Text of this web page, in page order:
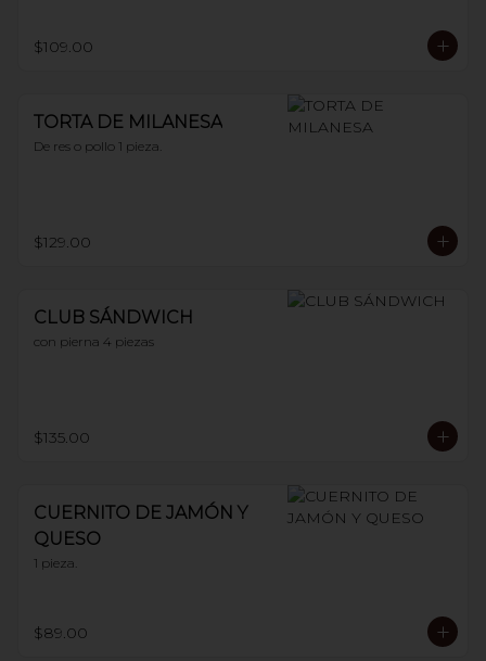
$109.00
TORTA DE MILANESA
De res o pollo 1 pieza.
$129.00
CLUB SÁNDWICH
con pierna 4 piezas
$135.00
CUERNITO DE JAMÓN Y
QUESO
1 pieza.
$89.00